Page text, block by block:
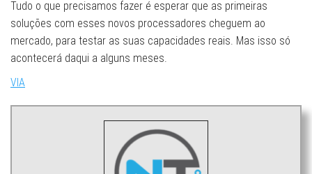
Tudo o que precisamos fazer é esperar que as primeiras
soluções com esses novos processadores cheguem ao
mercado, para testar as suas capacidades reais. Mas isso só
acontecerá daqui a alguns meses.
VIA